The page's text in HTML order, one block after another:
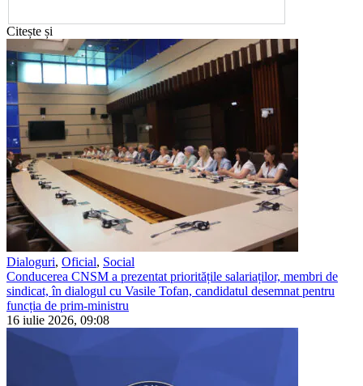
Citește și
Dialoguri, Oficial, Social
Conducerea CNSM a prezentat prioritățile salariaților, membri de
sindicat, în dialogul cu Vasile Tofan, candidatul desemnat pentru
funcția de prim-ministru
16 iulie 2026, 09:08